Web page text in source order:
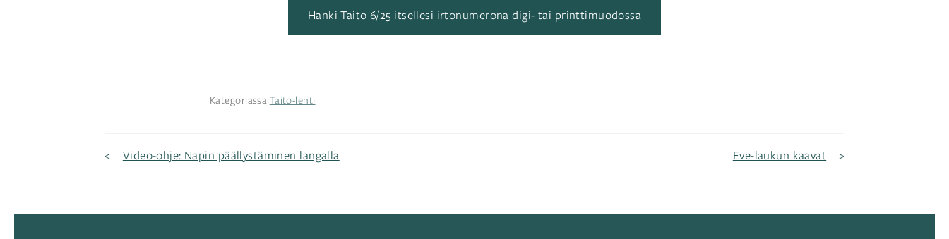
Hanki Taito 6/25 itsellesi irtonumerona digi- tai printtimuodossa
Kategoriassa Taito-lehti
Artikkelien
selaus
Video-ohje: Napin päällystäminen langalla Eve-laukun kaavat